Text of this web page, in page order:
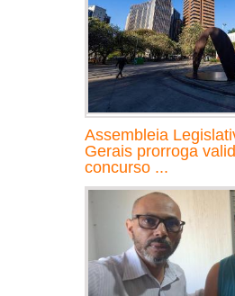
Assembleia
Gerais prorroga
concurso ...